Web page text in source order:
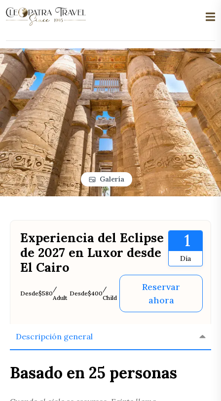
Galería
Experiencia del Eclipse
de 2027 en Luxor desde
El Cairo
1
Día
Desde$580
/
Adult
Desde$400
/
Child
Reservar
ahora
Descripción general
Basado en 25 personas